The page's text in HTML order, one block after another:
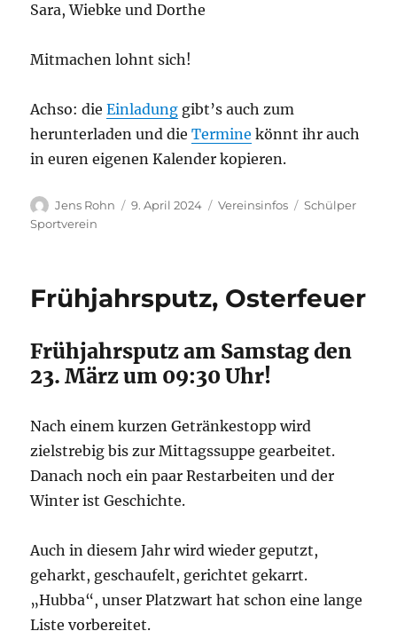
Sara, Wiebke und Dorthe
Mitmachen lohnt sich!
Achso: dieEinladung gibt’s auch zum
herunterladen und dieTermine könnt ihr auch
in euren eigenen Kalender kopieren.
Autor
Jens Rohn
Veröffentlicht
9. April 2024 Kategorien
Vereinsinfos Schlagwörter
Schülper
Sportverein
Frühjahrsputz, Osterfeuer
Frühjahrsputz am Samstag den
23. März um 09:30 Uhr!
Nach einem kurzen Getränkestopp wird
zielstrebig bis zur Mittagssuppe gearbeitet.
Danach noch ein paar Restarbeiten und der
Winter ist Geschichte.
Auch in diesem Jahr wird wieder geputzt,
geharkt, geschaufelt, gerichtet gekarrt.
„Hubba“, unser Platzwart hat schon eine lange
Liste vorbereitet.